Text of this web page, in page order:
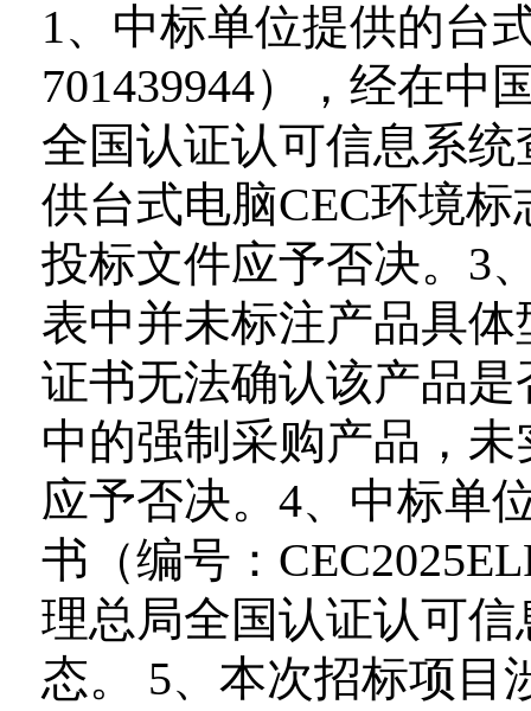
1、中标单位提供的台
701439944），经在中
全国认证认可信息系
供台式电脑CEC环境
投标文件应予否决。3
表中并未标注产品具
证书无法确认该产品
中的强制采购产品，
应予否决。4、中标单
书（编号：
理总局全国认证认可
态。 5、本次招标项目